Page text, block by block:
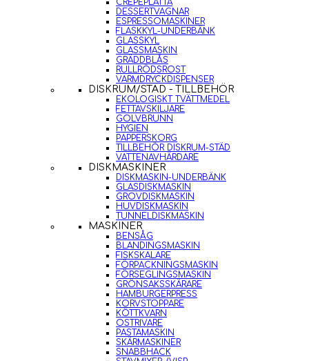
CREPEPLATTA
DESSERTVAGNAR
ESPRESSOMASKINER
FLASKKYL-UNDERBÄNK
GLASSKYL
GLASSMASKIN
GRÄDDBLÅS
RULLRÖDSROST
VARMDRYCKDISPENSER
DISKRUM/STÄD - TILLBEHÖR
EKOLOGISKT TVÄTTMEDEL
FETTAVSKILJARE
GOLVBRUNN
HYGIEN
PAPPERSKORG
TILLBEHÖR DISKRUM-STÄD
VATTENAVHÄRDARE
DISKMASKINER
DISKMASKIN-UNDERBÄNK
GLASDISKMASKIN
GROVDISKMASKIN
HUVDISKMASKIN
TUNNELDISKMASKIN
MASKINER
BENSÅG
BLANDINGSMASKIN
FISKSKALARE
FÖRPACKNINGSMASKIN
FÖRSEGLINGSMASKIN
GRÖNSAKSSKÄRARE
HAMBURGERPRESS
KORVSTOPPARE
KÖTTKVARN
OSTRIVARE
PASTAMASKIN
SKÄRMASKINER
SNABBHACK